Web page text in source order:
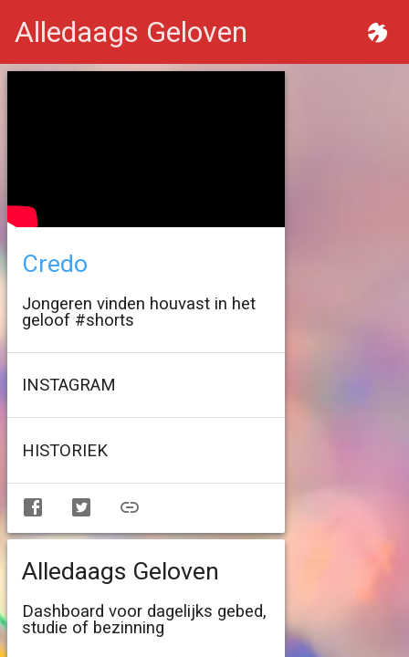
Alledaags Geloven
Credo
Jongeren vinden houvast in het
geloof #shorts
INSTAGRAM
HISTORIEK
Alledaags Geloven
Dashboard voor dagelijks gebed,
studie of bezinning